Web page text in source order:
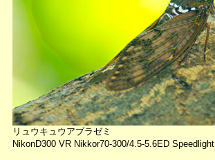
リュウキュウアブラゼミ
NikonD300 VR Nikkor70-300/4.5-5.6ED Speedlight